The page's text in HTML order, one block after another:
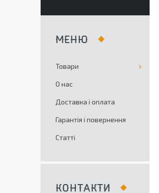
Товари
О нас
Доставка і оплата
Гарантія і повернення
Статті
КОНТАКТИ